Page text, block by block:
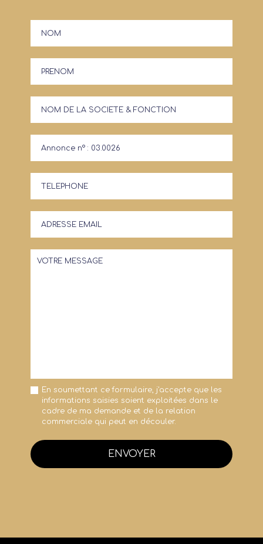
En soumettant ce formulaire, j'accepte que les
informations saisies soient exploitées dans le
cadre de ma demande et de la relation
commerciale qui peut en découler.
ENVOYER